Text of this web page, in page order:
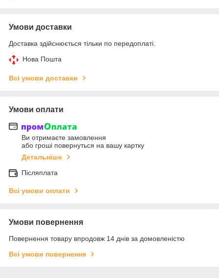
Умови доставки
Доставка здійснюється тільки по передоплаті.
Нова Пошта
Всі умови доставки
Умови оплати
Ви отримаєте замовлення
або гроші повернуться на вашу картку
Детальніше
Післяплата
Всі умови оплати
Умови повернення
Повернення товару впродовж 14 днів за домовленістю
Всі умови повернення